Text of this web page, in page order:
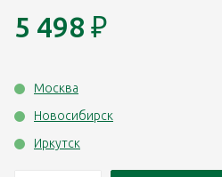
5 498 ₽
Москва
Новосибирск
Иркутск